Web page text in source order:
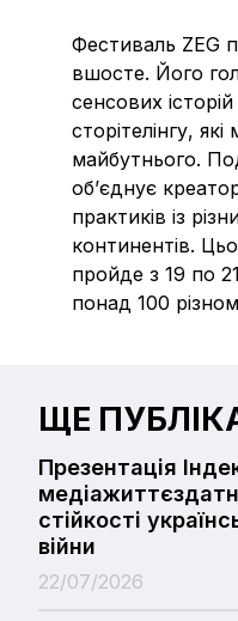
Фестиваль ZEG
вшосте. Його
сенсових
сторітелінгу,
майбутнього.
обʼєднує
практиків із
континентів.
пройде з 19 по
понад 100
ЩЕ
Презентація
стійкості
війни
22/07/2026